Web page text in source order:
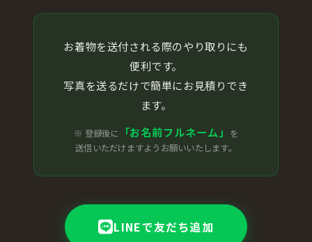
お着物を送付される際のやり取りにも
便利です。
写真を送るだけで簡単にお見積りでき
ます。
※ 登録後に 「お名前フルネーム」
を
送信いただけますようお願いいたします。
LINEで友だち追加